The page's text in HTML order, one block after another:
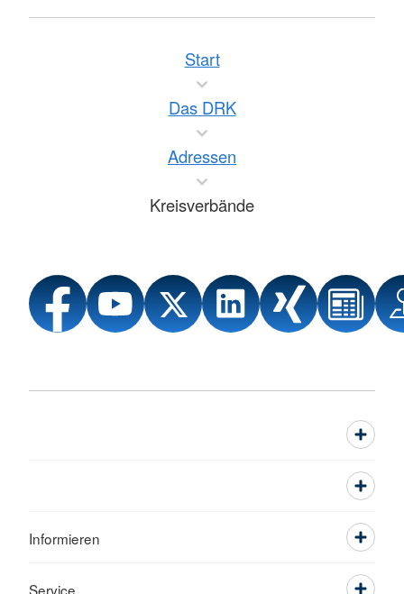
Start
Das DRK
Adressen
Kreisverbände
Informieren
Service